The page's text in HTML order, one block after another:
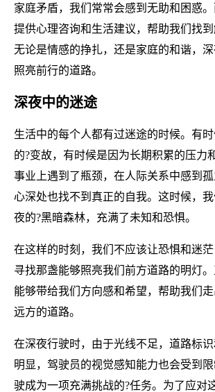
家庭矛盾，我们常常会感到无助和困惑
提供心理咨询和生活建议，帮助我们找到
无论是情感的挣扎，还是家庭的和谐，深
照亮前行的道路。
深夜中的迷途
生活中的每个人都有过迷途的时候。有
的?变故，有时候是因为长期积累的压力
事业上遇到了瓶颈，在人际关系中感到
心深处也找不到真正的自我。这时候，
夜的?黑暗森林，充满了未知和恐惧。
在这样的时刻，我们不应该让恐惧和迷
寻找那盏能够照亮我们前方道路的明灯
能够带给我们方向感和希望，帮助我们
远方的道路。
在深夜行驶时，由于光线不足，道路标
明显，驾驶员的视觉感知能力也会受到
驶成为一项充满挑战的?任务。为了应对